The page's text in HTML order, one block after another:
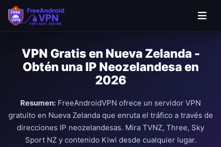
Saltar al contenido principal
VPN Gratis en Nueva Zelanda -
Obtén una IP Neozelandesa en
2026
Resumen: FreeAndroidVPN ofrece un servidor VPN
gratuito en Nueva Zelanda que enruta el tráfico a través de
direcciones IP neozelandesas. Mira TVNZ, Three, Sky
Sport NZ y contenido Kiwi desde cualquier lugar.